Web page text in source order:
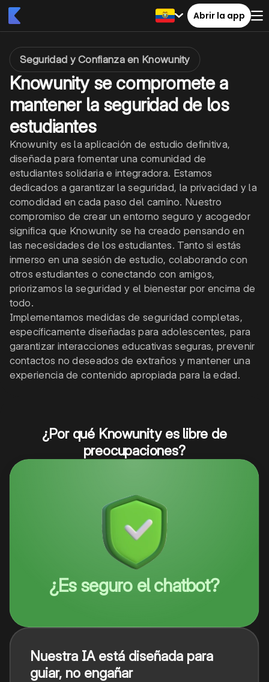
Abrir la app
Seguridad y Confianza en Knowunity
Knowunity se compromete a
mantener la seguridad de los
estudiantes
Knowunity es la aplicación de estudio definitiva,
diseñada para fomentar una comunidad de
estudiantes solidaria e integradora. Estamos
dedicados a garantizar la seguridad, la privacidad y la
comodidad en cada paso del camino. Nuestro
compromiso de crear un entorno seguro y acogedor
significa que Knowunity se ha creado pensando en
las necesidades de los estudiantes. Tanto si estás
inmerso en una sesión de estudio, colaborando con
otros estudiantes o conectando con amigos,
priorizamos la seguridad y el bienestar por encima de
todo.
Implementamos medidas de seguridad completas,
específicamente diseñadas para adolescentes, para
garantizar interacciones educativas seguras, prevenir
contactos no deseados de extraños y mantener una
experiencia de contenido apropiada para la edad.
¿Por qué Knowunity es libre de
preocupaciones?
Nuestra IA está diseñada para
guiar, no engañar
¿Es seguro el chatbot?